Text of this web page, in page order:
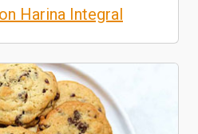
Harina Integral